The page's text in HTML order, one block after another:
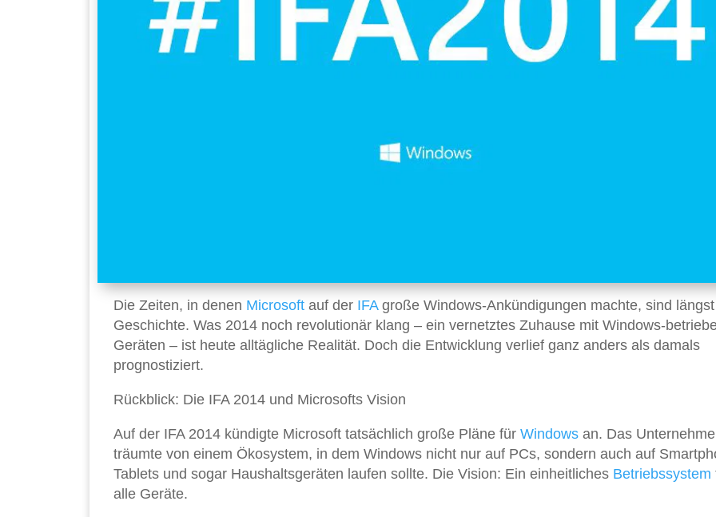
Die Zeiten, in denen Microsoft auf der IFAgroße Windows-Ankündigungen machte, sind längst
Geschichte. Was 2014 noch revolutionär klang – ein vernetztes Zuhause mit Windows-
Geräten – ist heute alltägliche Realität. Doch die Entwicklung verlief ganz anders als damals
prognostiziert.
Rückblick: Die IFA 2014 und Microsofts Vision
Auf der IFA 2014 kündigte Microsoft tatsächlich große Pläne für Windows an. Das
träumte von einem Ökosystem, in dem Windows nicht nur auf PCs, sondern auch auf
Tablets und sogar Haushaltsgeräten laufen sollte. Die Vision: Ein einheitliches Betriebssystem
alle Geräte.